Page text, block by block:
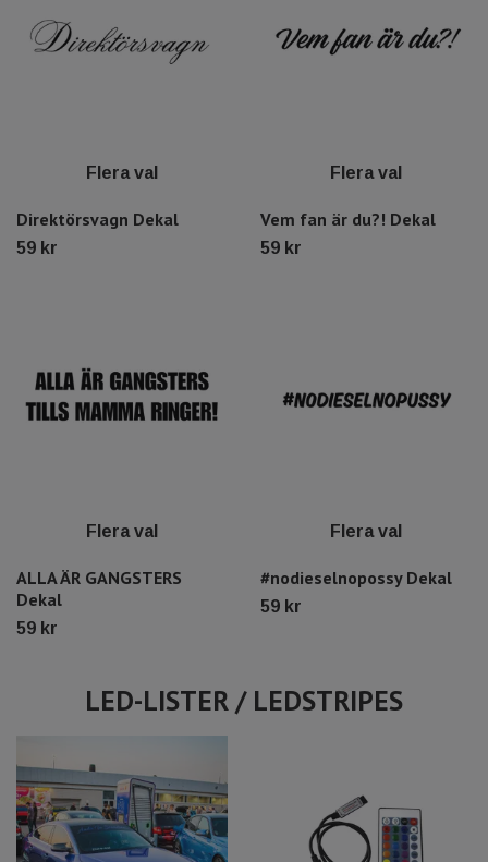
Flera val
Direktörsvagn Dekal
59 kr
Flera val
Vem fan är du?! Dekal
59 kr
Flera val
ALLA ÄR GANGSTERS
Dekal
59 kr
Flera val
#nodieselnopossy Dekal
59 kr
LED-LISTER / LEDSTRIPES